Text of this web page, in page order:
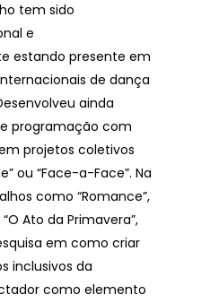
tem sido
e
estando presente em
de dança
ainda
programação com
projetos coletivos
ou “Face-a-Face”. Na
como “Romance”,
Ato da Primavera”,
em como criar
inclusivos da
como elemento